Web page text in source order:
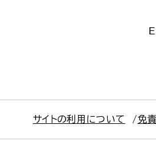
サイトの利用について 免